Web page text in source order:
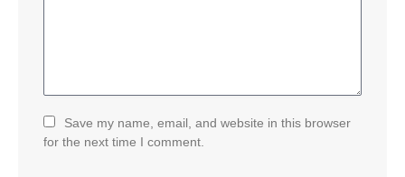
Save my name, email, and website in this browser
for the next time I comment.